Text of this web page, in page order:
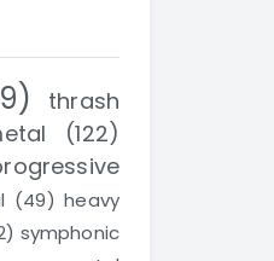
thrash
(122)
(49) heavy
symphonic